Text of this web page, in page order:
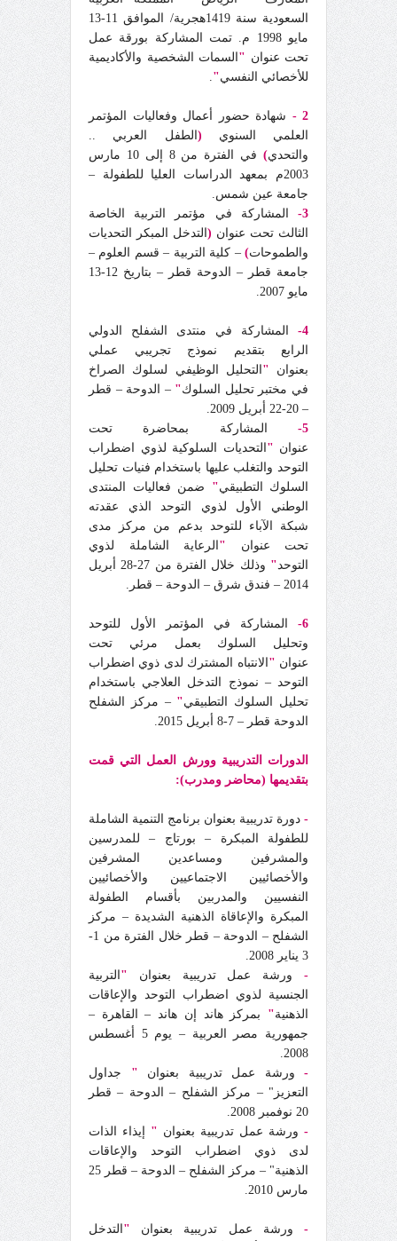
السعودية سنة 1419هجرية/ الموافق 11-13
مايو 1998 م. تمت المشاركة بورقة عمل
تحت عنوان " السمات الشخصية والأكاديمية
للأخصائي النفسي"
.
2 -
شهادة حضور أعمال وفعاليات المؤتمر
العلمي السنوي ( الطفل العربي ..
والتحدي)
في الفترة من 8 إلى 10 مارس
2003م بمعهد الدراسات العليا للطفولة –
جامعة عين شمس.
3-
المشاركة في مؤتمر التربية الخاصة
الثالث تحت عنوان ( التدخل المبكر التحديات
والطموحات) – كلية التربية – قسم العلوم –
جامعة قطر – الدوحة قطر – بتاريخ 12-13
مايو 2007.
4-
المشاركة في منتدى الشفلح الدولي
الرابع بتقديم نموذج تجريبي عملي
بعنوان " التحليل الوظيفي لسلوك الصراخ
في مختبر تحليل السلوك" – الدوحة – قطر
– 20-22 أبريل 2009.
5-
المشاركة بمحاضرة تحت
عنوان " التحديات السلوكية لذوي اضطراب
التوحد والتغلب عليها باستخدام فنيات تحليل
السلوك التطبيقي" ضمن فعاليات المنتدى
الوطني الأول لذوي التوحد الذي عقدته
شبكة الآباء للتوحد بدعم من مركز مدى
تحت عنوان " الرعاية الشاملة لذوي
التوحد"
وذلك خلال الفترة من 27-28 أبريل
2014 – فندق شرق – الدوحة – قطر.
6-
المشاركة في المؤتمر الأول للتوحد
وتحليل السلوك بعمل مرئي تحت
عنوان " الانتباه المشترك لدى ذوي اضطراب
التوحد – نموذج التدخل العلاجي باستخدام
تحليل السلوك التطبيقي" – مركز الشفلح
الدوحة قطر – 7-8 أبريل 2015.
الدورات التدريبية وورش العمل التي قمت
بتقديمها (محاضر ومدرب):
- دورة تدريبية بعنوان برنامج التنمية الشاملة
للطفولة المبكرة – بورتاج – للمدرسين
والمشرفين ومساعدين المشرفين
والأخصائيين الاجتماعيين والأخصائيين
النفسيين والمدربين بأقسام الطفولة
المبكرة والإعاقاة الذهنية الشديدة – مركز
الشفلح – الدوحة – قطر خلال الفترة من 1-
3 يناير 2008.
- ورشة عمل تدريبية بعنوان " التربية
الجنسية لذوي اضطراب التوحد والإعاقات
الذهنية" بمركز هاند إن هاند – القاهرة –
جمهورية مصر العربية – يوم 5 أغسطس
2008.
- ورشة عمل تدريبية بعنوان " جداول
التعزيز" – مركز الشفلح – الدوحة – قطر
20 نوفمبر 2008.
- ورشة عمل تدريبية بعنوان " إيذاء الذات
لدى ذوي اضطراب التوحد والإعاقات
الذهنية" – مركز الشفلح – الدوحة – قطر 25
مارس 2010.
- ورشة عمل تدريبية بعنوان " التدخل